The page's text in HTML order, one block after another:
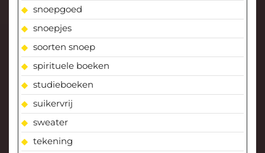
snoepgoed
snoepjes
soorten snoep
spirituele boeken
studieboeken
suikervrij
sweater
tekening